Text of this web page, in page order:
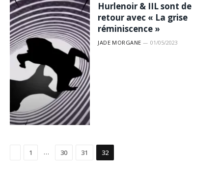
Hurlenoir & IIL sont de
retour avec « La grise
réminiscence »
JADE MORGANE 01/05/2023
Précédent
1 … 30 31 32